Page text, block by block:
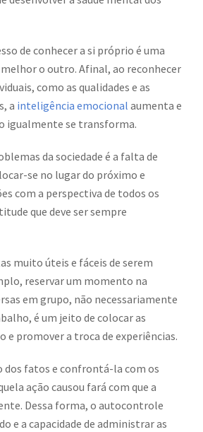
de conhecer a si próprio é uma
o outro. Afinal, ao reconhecer
como as qualidades e as
a inteligência emocional aumenta e
igualmente se transforma.
da sociedade é a falta de
se no lugar do próximo e
com a perspectiva de todos os
que deve ser sempre
muito úteis e fáceis de serem
reservar um momento na
em grupo, não necessariamente
é um jeito de colocar as
e promover a troca de experiências.
dos fatos e confrontá-la com os
ação causou fará com que a
Dessa forma, o autocontrole
e a capacidade de administrar as